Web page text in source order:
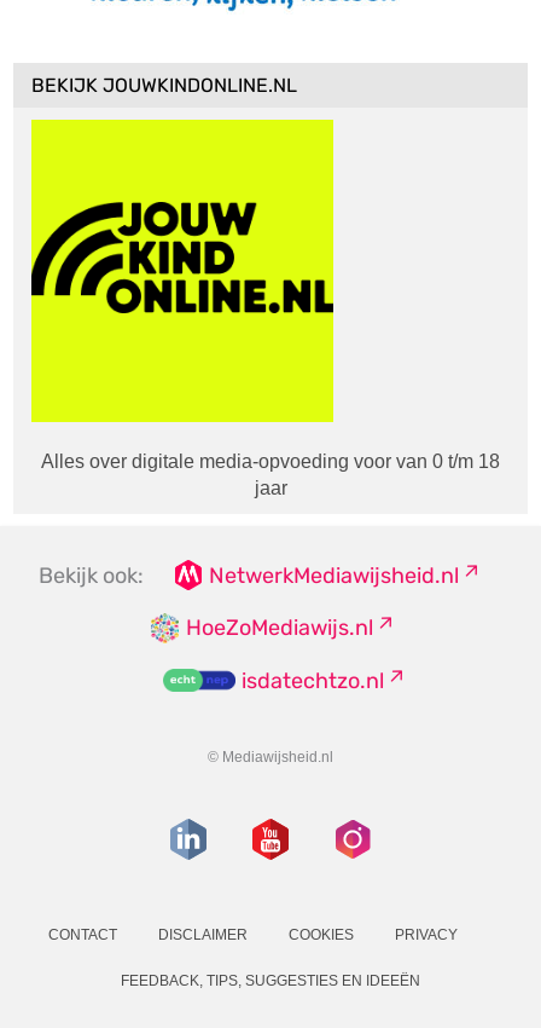
BEKIJK JOUWKINDONLINE.NL
Alles over digitale media-opvoeding voor van 0 t/m 18
jaar
Bekijk ook:
NetwerkMediawijsheid.nl
HoeZoMediawijs.nl
isdatechtzo.nl
© Mediawijsheid.nl
CONTACT DISCLAIMER COOKIES PRIVACY
FEEDBACK, TIPS, SUGGESTIES EN IDEEËN